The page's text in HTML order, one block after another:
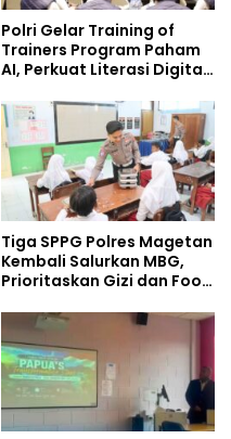
Polri Gelar Training of
Trainers Program Paham
AI, Perkuat Literasi Digital
Tiga SPPG Polres Magetan
Kembali Salurkan MBG,
Prioritaskan Gizi dan Food